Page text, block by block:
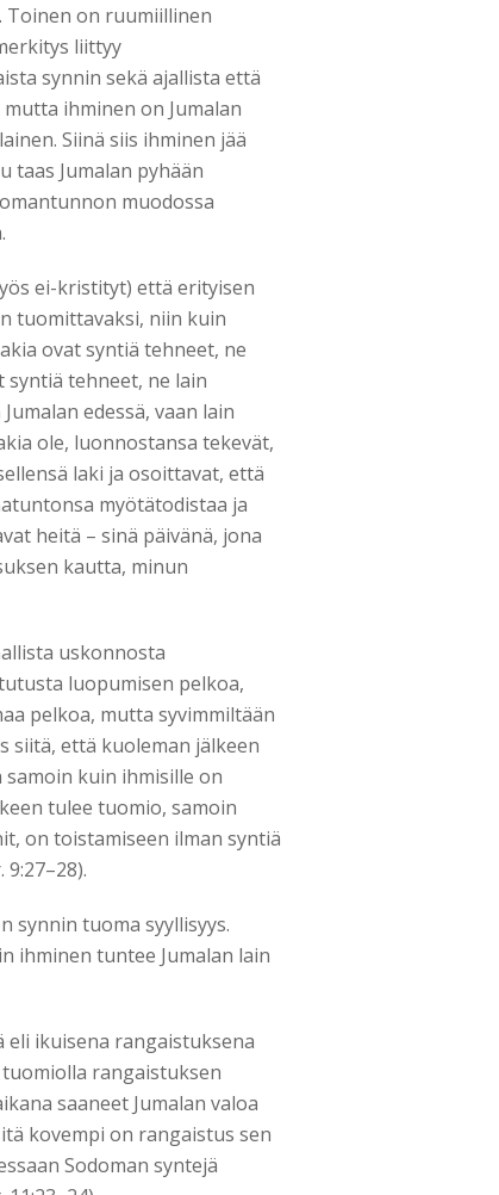
Toinen on ruumiillinen
liittyy
synnin sekä ajallista että
ihminen on Jumalan
Siinä siis ihminen jää
taas Jumalan pyhään
muodossa
ei-kristityt) että erityisen
tuomittavaksi, niin kuin
ovat syntiä tehneet, ne
syntiä tehneet, ne lain
edessä, vaan lain
ole, luonnostansa tekevät,
laki ja osoittavat, että
myötätodistaa ja
heitä – sinä päivänä, jona
kautta, minun
uskonnosta
luopumisen pelkoa,
pelkoa, mutta syvimmiltään
siitä, että kuoleman jälkeen
samoin kuin ihmisille on
tulee tuomio, samoin
on toistamiseen ilman syntiä
synnin tuoma syyllisyys.
ihminen tuntee Jumalan lain
eli ikuisena rangaistuksena
rangaistuksen
saaneet Jumalan valoa
kovempi on rangaistus sen
Sodoman syntejä